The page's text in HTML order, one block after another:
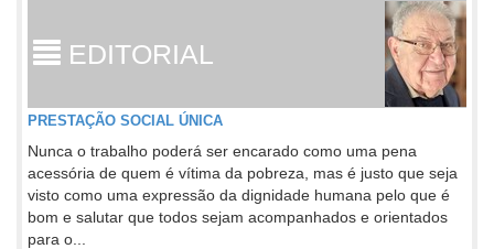
EDITORIAL
PRESTAÇÃO SOCIAL ÚNICA
Nunca o trabalho poderá ser encarado como uma pena
acessória de quem é vítima da pobreza, mas é justo que seja
visto como uma expressão da dignidade humana pelo que é
bom e salutar que todos sejam acompanhados e orientados
para o...